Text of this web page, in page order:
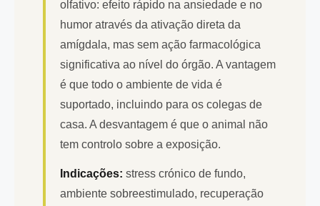
olfativo: efeito rápido na ansiedade e no
humor através da ativação direta da
amígdala, mas sem ação farmacológica
significativa ao nível do órgão. A vantagem
é que todo o ambiente de vida é
suportado, incluindo para os colegas de
casa. A desvantagem é que o animal não
tem controlo sobre a exposição.
Indicações: stress crónico de fundo,
ambiente sobreestimulado, recuperação